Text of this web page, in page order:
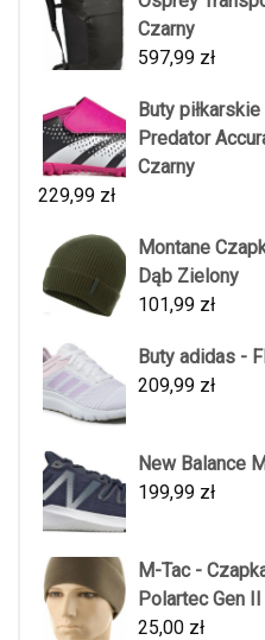
Czarny
597,99 zł
Buty
Predator
Czarny
229,99 zł
Montane
Dąb Zielony
101,99 zł
Buty adidas -
209,99 zł
New Balance
199,99 zł
M-Tac -
Polartec Gen
25,00 zł